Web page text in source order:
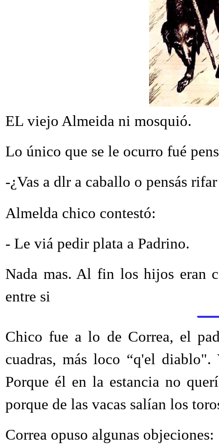
EL viejo Almeida ni mosquió.
Lo único que se le ocurro fué
-¿Vas a dlr a caballo o pensás
Almelda chico contestó:
- Le viá pedir plata a Padrino.
Nada mas. Al fin los hijos eran
entre si
Chico fue a lo de Correa, el
cuadras, más loco “q'el
Porque él en la estancia no
porque de las vacas salían los
Correa opuso algunas objeciones: